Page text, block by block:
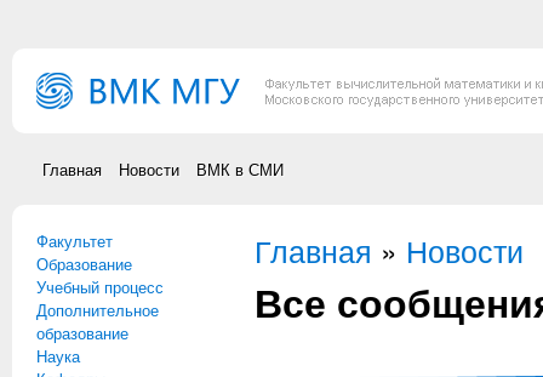
Главная Новости ВМК в СМИ
Факультет
Образование
Учебный процесс
Дополнительное
образование
Наука
Вы здесь
Главная » Новости
Все